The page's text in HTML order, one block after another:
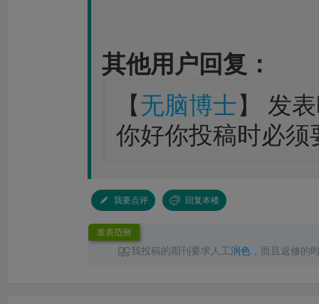
其他用户回复：
【无脑博士】 发
你好你投稿时必
我要点评 回复本楼
发表范例
我投稿的期刊要求人工润色 ，而且返修的